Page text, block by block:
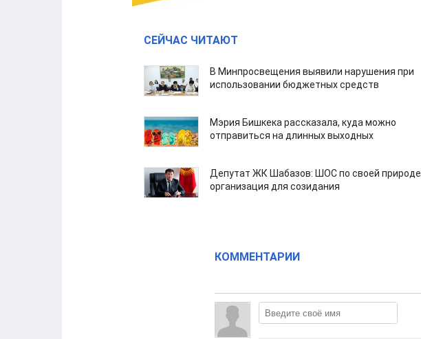
СЕЙЧАС ЧИТАЮТ
В Минпросвещения выявили нарушения при
использовании бюджетных средств
Мэрия Бишкека рассказала, куда можно
отправиться на длинных выходных
Депутат ЖК Шабазов: ШОС по своей природе
организация для созидания
КОММЕНТАРИИ